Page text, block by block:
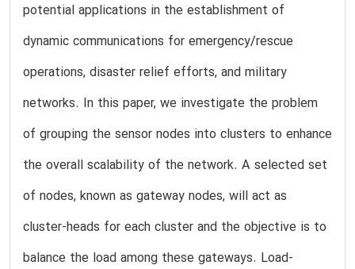
potential applications in the establishment of
dynamic communications for emergency/rescue
operations, disaster relief efforts, and military
networks. In this paper, we investigate the problem
of grouping the sensor nodes into clusters to enhance
the overall scalability of the network. A selected set
of nodes, known as gateway nodes, will act as
cluster-heads for each cluster and the objective is to
balance the load among these gateways. Load-